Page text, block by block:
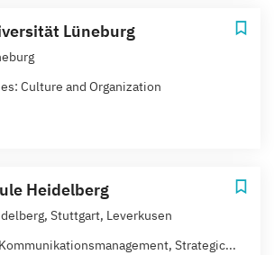
Lüneburg
Culture and Organization
Heidelberg
Stuttgart, Leverkusen
Strategic...